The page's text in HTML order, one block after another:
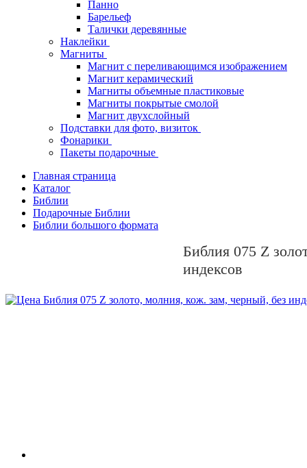
Панно
Барельеф
Талички деревянные
Наклейки
Магниты
Магнит с переливающимся изображением
Магнит керамический
Магниты объемные пластиковые
Магниты покрытые смолой
Магнит двухслойный
Подставки для фото, визиток
Фонарики
Пакеты подарочные
Главная страница
Каталог
Библии
Подарочные Библии
Библии большого формата
Библия 075 Z
индексов